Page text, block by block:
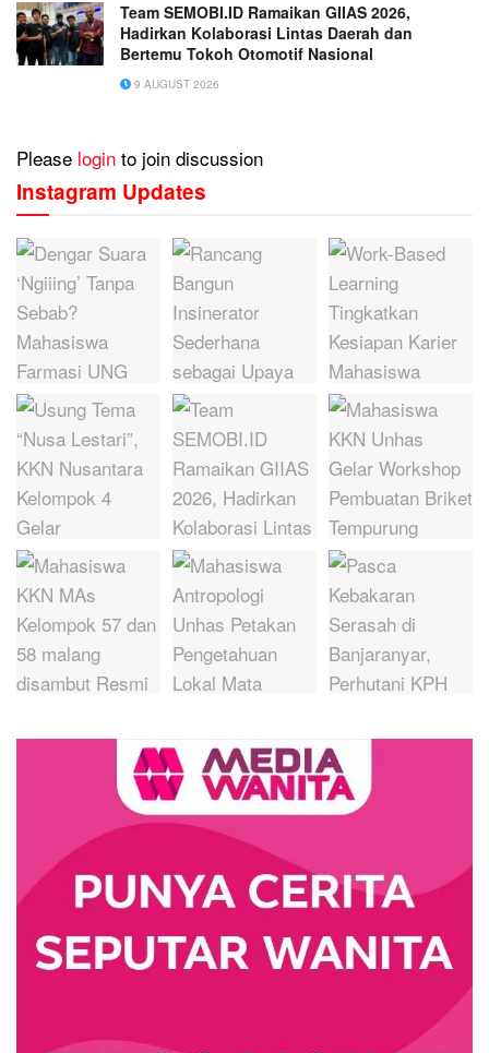
Team SEMOBI.ID Ramaikan GIIAS 2026,
Hadirkan Kolaborasi Lintas Daerah dan
Bertemu Tokoh Otomotif Nasional
9 AUGUST 2026
Please login to join discussion
Instagram Updates